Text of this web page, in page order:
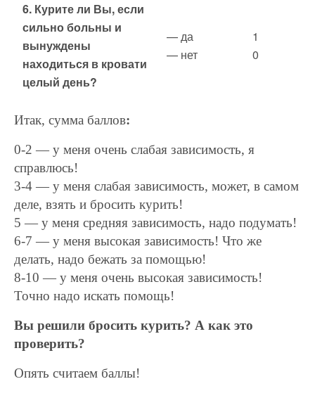
6. Курите ли Вы, если
сильно больны и
вынуждены
находиться в кровати
целый день?
— да
— нет
1
0
Итак, сумма баллов:
0-2 — у меня очень слабая зависимость, я
справлюсь!
3-4 — у меня слабая зависимость, может, в самом
деле, взять и бросить курить!
5 — у меня средняя зависимость, надо подумать!
6-7 — у меня высокая зависимость! Что же
делать, надо бежать за помощью!
8-10 — у меня очень высокая зависимость!
Точно надо искать помощь!
Вы решили бросить курить? А как это
проверить?
Опять считаем баллы!